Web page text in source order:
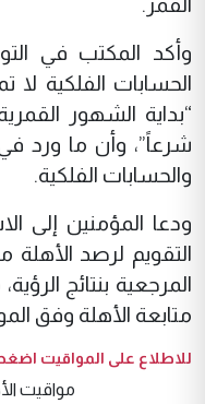
القمر.
وأكد المكتب في
الحسابات الفلكية لا
“بداية الشهور
شرعاً”، وأن ما ورد
والحسابات الفلكية.
ودعا المؤمنين إلى
التقويم لرصد الأهلة
المرجعية بنتائج
متابعة الأهلة وفق
للاطلاع على المواقيت
مواقيت الأهلة